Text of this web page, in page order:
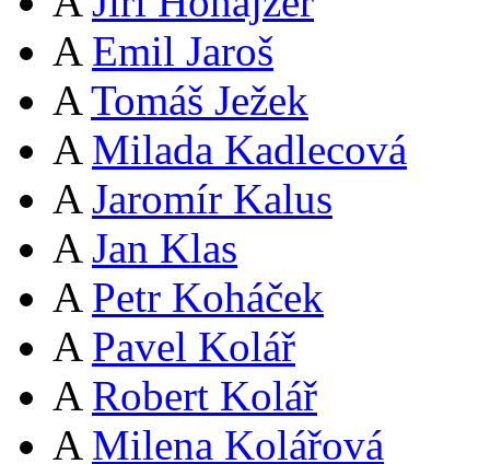
A Emil Jaroš
A Tomáš Ježek
A Milada Kadlecová
A Jaromír Kalus
A Jan Klas
A Petr Koháček
A Pavel Kolář
A Robert Kolář
A Milena Kolářová